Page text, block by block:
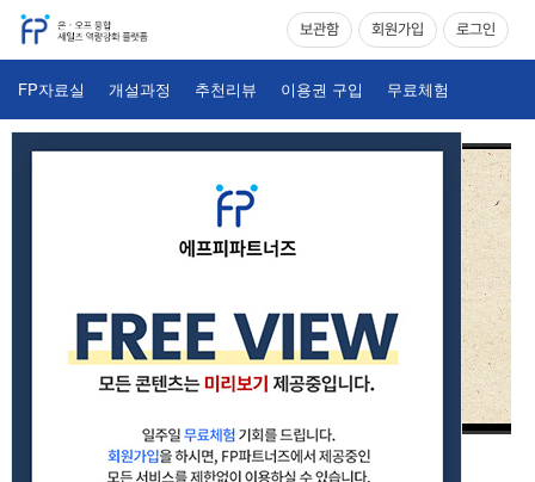
보관함 회원가입 로그인
FP자료실 개설과정 추천리뷰 이용권 구입 무료체험
2024 실전 모의고사 1회 (26~50)